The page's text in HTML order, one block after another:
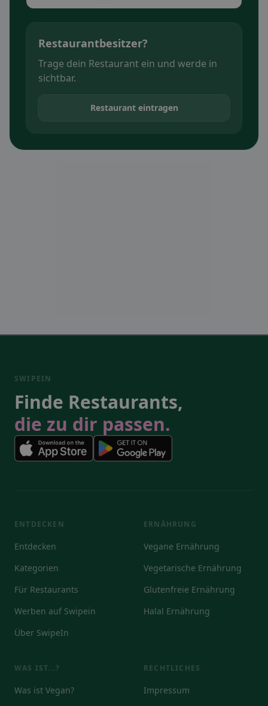
Restaurantbesitzer?
Trage dein Restaurant ein und werde in
sichtbar.
Restaurant eintragen
SWIPEIN
Finde Restaurants,
die zu dir passen.
ENTDECKEN
Entdecken
Kategorien
Für Restaurants
Werben auf Swipein
Über SwipeIn
ERNÄHRUNG
Vegane Ernährung
Vegetarische Ernährung
Glutenfreie Ernährung
Halal Ernährung
WAS IST...?
Was ist Vegan?
RECHTLICHES
Impressum